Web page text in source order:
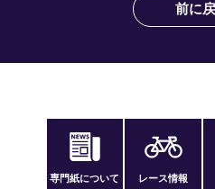
前に
専門紙について レース情報